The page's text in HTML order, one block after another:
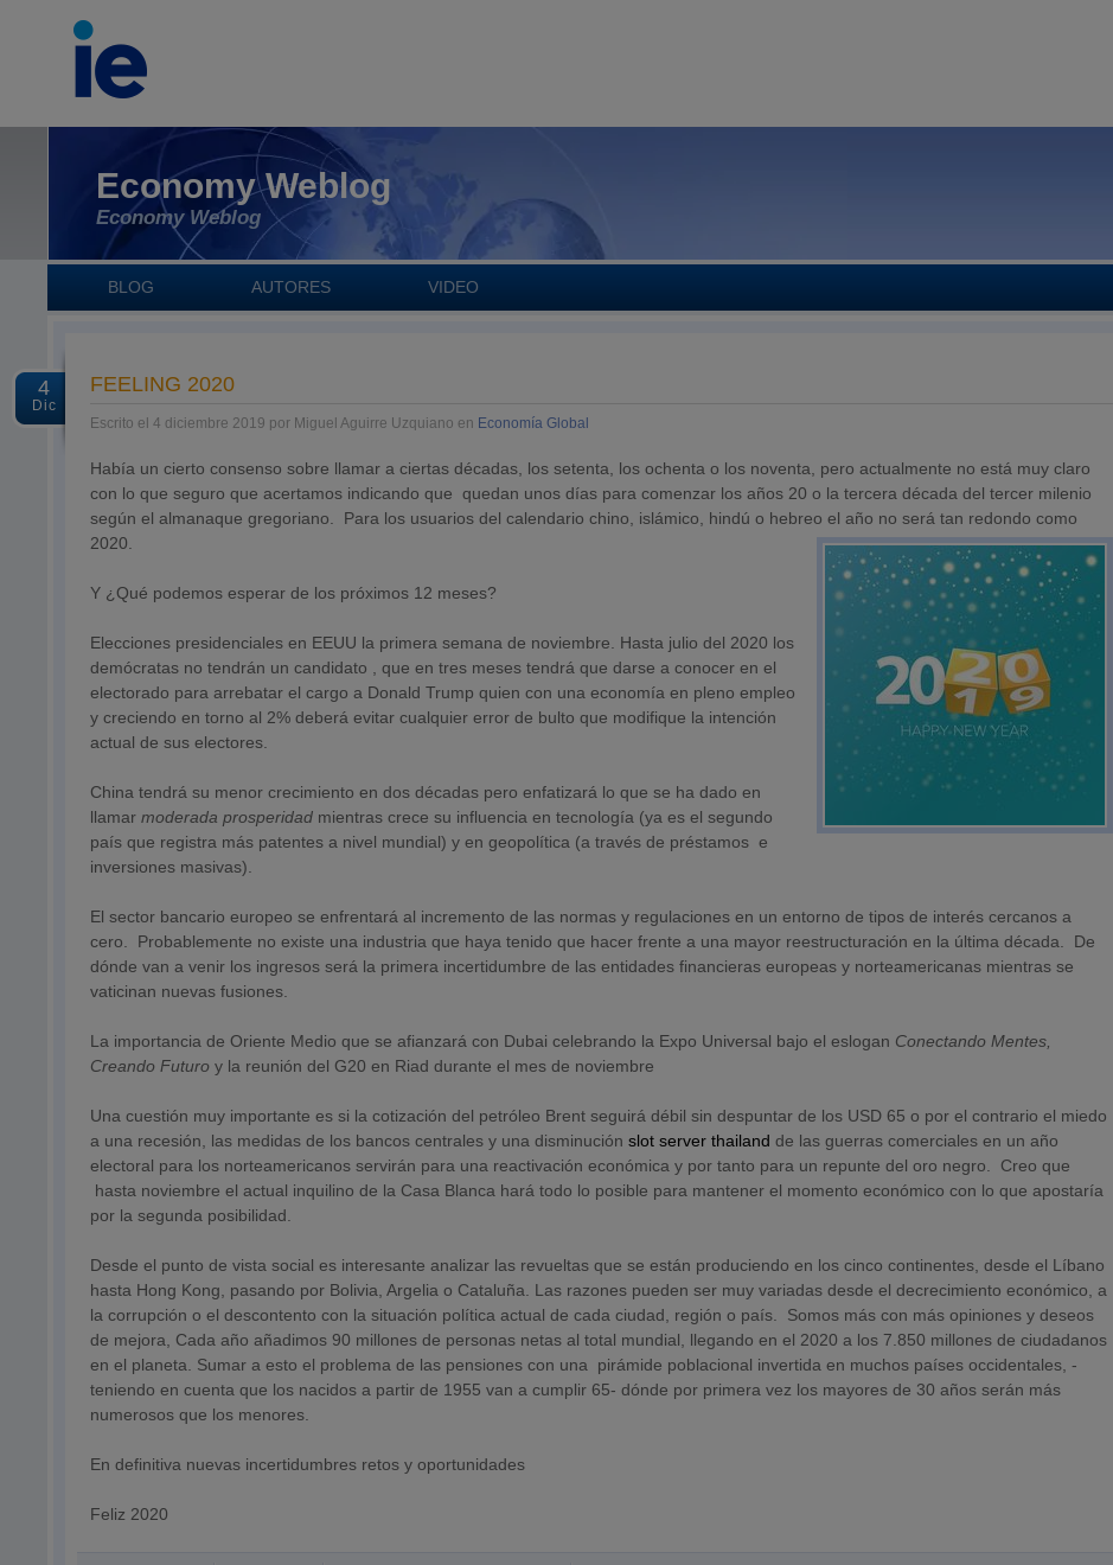
Economy Weblog
Economy Weblog
BLOG AUTORES VIDEO
4
Dic
FEELING 2020
Escrito el 4 diciembre 2019 por Miguel Aguirre Uzquiano en Economía Global
Había un cierto consenso sobre llamar a ciertas décadas, los setenta, los ochenta o los noventa, pero actualmente no está muy claro
con lo que seguro que acertamos indicando que quedan unos días para comenzar los años 20 o la tercera década del tercer milenio
según el almanaque gregoriano. Para los usuarios del calendario chino, islámico, hindú o hebreo el año no será tan redondo como
2020.
Y ¿Qué podemos esperar de los próximos 12 meses?
Elecciones presidenciales en EEUU la primera semana de noviembre. Hasta julio del 2020 los
demócratas no tendrán un candidato , que en tres meses tendrá que darse a conocer en el
electorado para arrebatar el cargo a Donald Trump quien con una economía en pleno empleo
y creciendo en torno al 2% deberá evitar cualquier error de bulto que modifique la intención
actual de sus electores.
China tendrá su menor crecimiento en dos décadas pero enfatizará lo que se ha dado en
llamarmoderada prosperidad mientras crece su influencia en tecnología (ya es el segundo
país que registra más patentes a nivel mundial) y en geopolítica (a través de préstamos e
inversiones masivas).
El sector bancario europeo se enfrentará al incremento de las normas y regulaciones en un entorno de tipos de interés cercanos a
cero. Probablemente no existe una industria que haya tenido que hacer frente a una mayor reestructuración en la última década. De
dónde van a venir los ingresos será la primera incertidumbre de las entidades financieras europeas y norteamericanas mientras se
vaticinan nuevas fusiones.
La importancia de Oriente Medio que se afianzará con Dubai celebrando la Expo Universal bajo el eslogan Conectando Mentes,
Creando Futuro y la reunión del G20 en Riad durante el mes de noviembre
Una cuestión muy importante es si la cotización del petróleo Brent seguirá débil sin despuntar de los USD 65 o por el contrario el miedo
a una recesión, las medidas de los bancos centrales y una disminuciónslot server thailand de las guerras comerciales en un año
electoral para los norteamericanos servirán para una reactivación económica y por tanto para un repunte del oro negro. Creo que
hasta noviembre el actual inquilino de la Casa Blanca hará todo lo posible para mantener el momento económico con lo que apostaría
por la segunda posibilidad.
Desde el punto de vista social es interesante analizar las revueltas que se están produciendo en los cinco continentes, desde el Líbano
hasta Hong Kong, pasando por Bolivia, Argelia o Cataluña. Las razones pueden ser muy variadas desde el decrecimiento económico, a
la corrupción o el descontento con la situación política actual de cada ciudad, región o país. Somos más con más opiniones y deseos
de mejora, Cada año añadimos 90 millones de personas netas al total mundial, llegando en el 2020 a los 7.850 millones de ciudadanos
en el planeta. Sumar a esto el problema de las pensiones con una pirámide poblacional invertida en muchos países occidentales, -
teniendo en cuenta que los nacidos a partir de 1955 van a cumplir 65- dónde por primera vez los mayores de 30 años serán más
numerosos que los menores.
En definitiva nuevas incertidumbres retos y oportunidades
Feliz 2020